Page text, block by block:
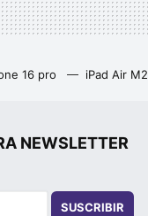
16 pro iPad Air
NEWSLETTER
SUSCRIBIR